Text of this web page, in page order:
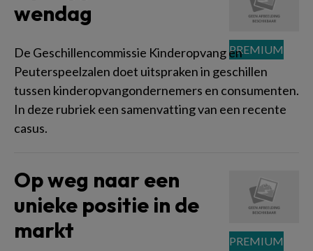
wendag
De Geschillencommissie Kinderopvang en
Peuterspeelzalen doet uitspraken in geschillen
tussen kinderopvangondernemers en consumenten.
In deze rubriek een samenvatting van een recente
casus.
Op weg naar een
unieke positie in de
markt